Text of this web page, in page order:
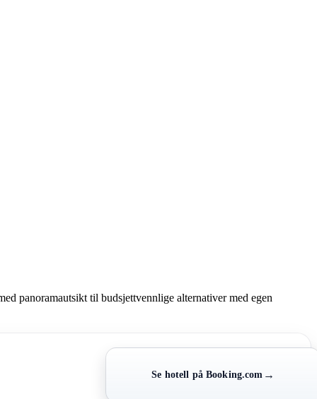
panoramautsikt til budsjettvennlige alternativer med egen
Se hotell på Booking.com →